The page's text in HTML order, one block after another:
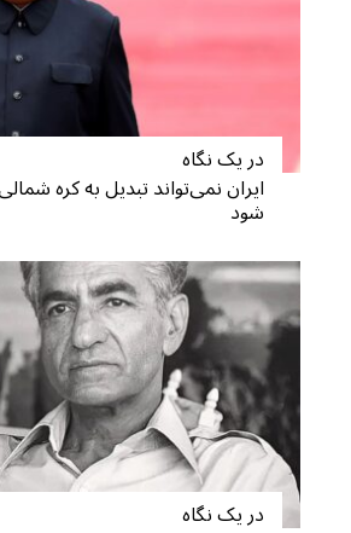
در یک نگاه
ایران نمی‌تواند تبدیل به کره
شود
در یک نگاه
S
a
r
c
h
f
o
r
: